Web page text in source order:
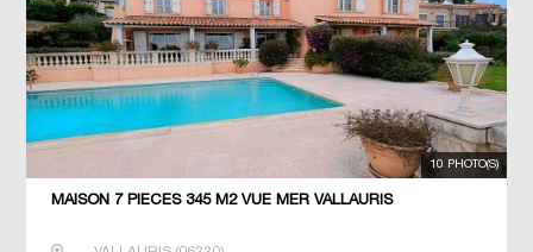
10 PHOTO(S)
MAISON 7 PIECES 345 M2 VUE MER VALLAURIS